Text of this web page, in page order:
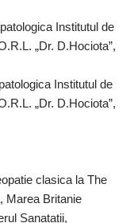
Institutul de
„Dr. D.Hociota”,
Institutul de
„Dr. D.Hociota”,
clasica la The
Marea Britanie
Sanatatii,